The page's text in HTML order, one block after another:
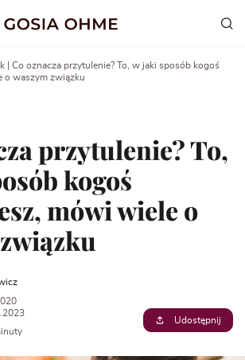
Co oznacza przytulenie? To, w jaki sposób kogoś
o waszym związku
przytulenie? To,
kogoś
mówi wiele o
Udostępnij